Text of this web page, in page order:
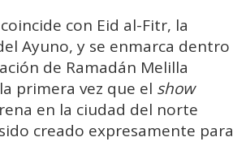
con Eid al-Fitr, la
Ayuno, y se enmarca dentro
de Ramadán Melilla
primera vez que el show
en la ciudad del norte
creado expresamente para